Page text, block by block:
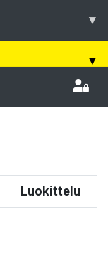
▾
▾
Luokittelu